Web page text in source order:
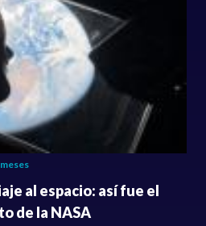
al espacio: así fue el
de la NASA